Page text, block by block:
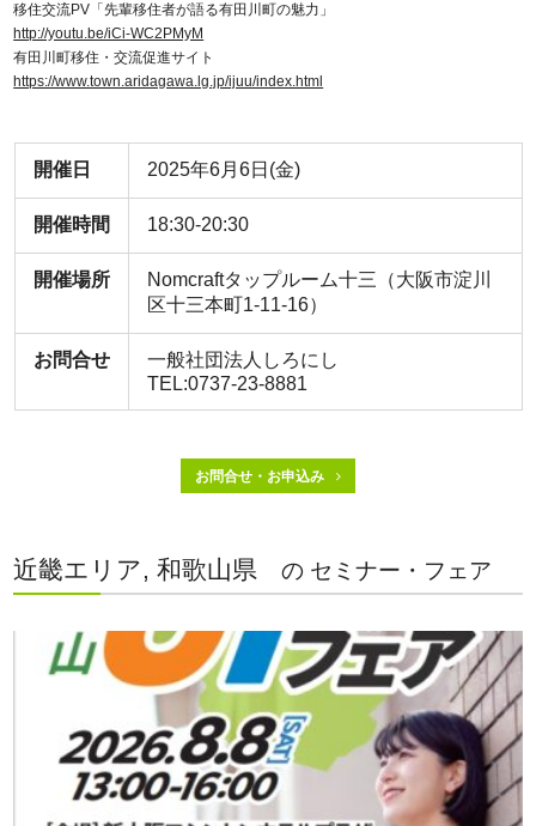
移住交流PV「先輩移住者が語る有田川町の魅力」
http://youtu.be/iCi-WC2PMyM
有田川町移住・交流促進サイト
https://www.town.aridagawa.lg.jp/ijuu/index.html
開催日 2025年6月6日(金)
開催時間 18:30-20:30
開催場所
Nomcraftタップルーム十三（大阪市淀川
区十三本町1-11-16）
お問合せ
一般社団法人しろにし
TEL:0737-23-8881
お問合せ・お申込み
近畿エリア, 和歌山県 の セミナー・フェア